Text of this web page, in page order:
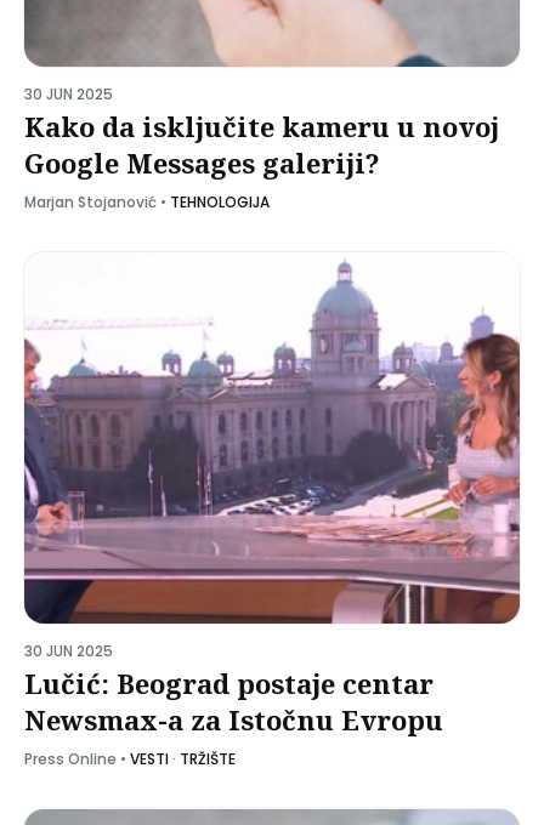
30 JUN 2025
Kako da isključite kameru u novoj
Google Messages galeriji?
Marjan Stojanović • TEHNOLOGIJA
30 JUN 2025
Lučić: Beograd postaje centar
Newsmax-a za Istočnu Evropu
Press Online • VESTI· TRŽIŠTE